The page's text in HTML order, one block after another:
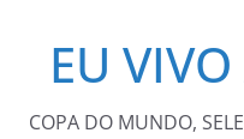
conteúdo
EU
COPA DO MUNDO,